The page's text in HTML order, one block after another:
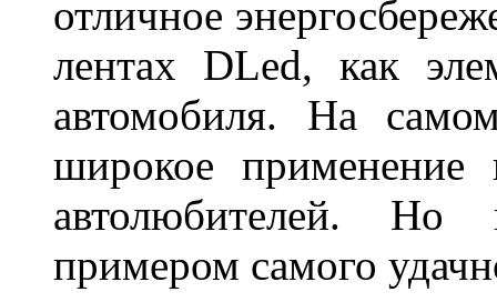
отличное
лентах DLed, как
автомобиля. На
широкое
автолюбителей. Но
примером самого